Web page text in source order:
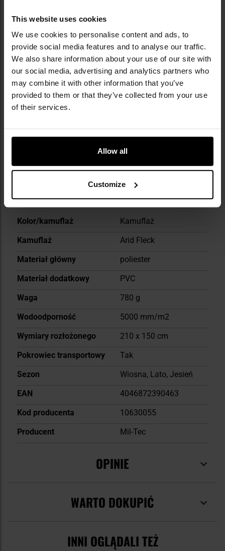
This website uses cookies
We use cookies to personalise content and ads, to
provide social media features and to analyse our traffic.
We also share information about your use of our site with
our social media, advertising and analytics partners who
may combine it with other information that you’ve
provided to them or that they’ve collected from your use
of their services.
Allow all
Customize
nadwyżkami wojskowymi i jednocześnie
rozwijając własne, nowoczesne rozwiązania -
jak linia cywilnych kamuflaży Phantomleaf® -
firma zyskała renomę producenta wysokiej
jakości sprzętu w atrakcyjnej cenie. Marka dba
o etyczne standardy w krajach produkcji,
aktywnie wspierając inicjatywę "Social Fair".
Ciekawostką jest oferta replik historycznych
mundurów i wyposażenia wojskowego,
rekonstruktorów.
DANE TECHNICZNE
Więcej
Kolor/kamuflaż
Kamuflaż
Kamuflaż
Arid Fleck
Materiał główny
poliester
Materiał dodatkowy
PVC
Waga
780 g
Wodoodporność
5000 mm/m2
Wymiary rozłożonego
210 x 150 cm
Pokrowiec transportowy
Tak
Sezon
Wiosna, Lato, Jesień
EAN
4046872390463
Kod producenta
10630055
Producent
Mil-Tec
OPINIE
WARTO DOKUPIĆ
INNI OGLĄDALI TEŻ